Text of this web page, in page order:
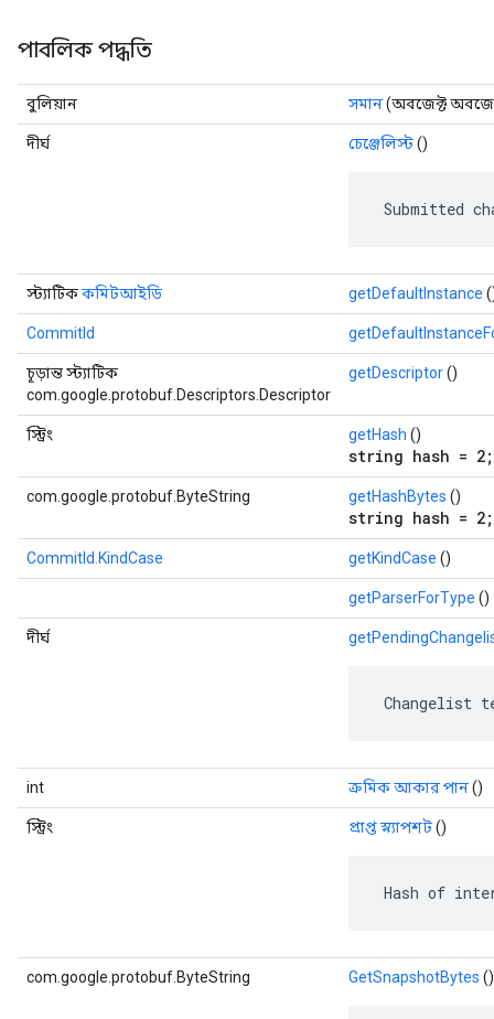
পাবলিক পদ্ধতি
বুলিয়ান সমান(অবজেক্ট
দীর্ঘ চেঞ্জেলিস্ট()
Submitted
স্ট্যাটিককমিটআইডি getDefaultInstance
CommitId
চূড়ান্ত স্ট্যাটিক
com.google.protobuf.Descriptors.Descriptor
getDescriptor()
স্ট্রিং getHash ()
string hash = 2;
com.google.protobuf.ByteString getHashBytes ()
string hash = 2;
CommitId.KindCase getKindCase ()
getParserForType ()
দীর্ঘ
Changelist
int ক্রমিক আকার পান()
স্ট্রিং প্রাপ্ত স্ন্যাপশট()
Hash of
com.google.protobuf.ByteString GetSnapshotBytes ()